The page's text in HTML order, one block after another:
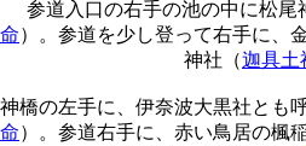
参道入口の右手の池の中に松尾
命）。参道を少し登って右手に、
神社（迦具土
神橋の左手に、伊奈波大黒社とも
命）。参道右手に、赤い鳥居の楓